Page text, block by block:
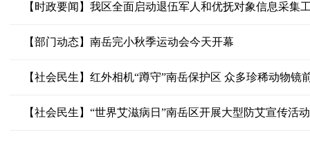
【时政要闻】我区全面启动退伍军人和优抚对象信息采集
【部门动态】南岳完小秋季运动会今天开幕
【社会民生】红外相机“蹲守”南岳保护区 众多珍稀动物镜
【社会民生】“世界艾滋病日”南岳区开展大型防艾宣传活动